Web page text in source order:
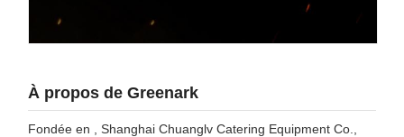
À propos de Greenark
Fondée en , Shanghai Chuanglv Catering Equipment Co.,